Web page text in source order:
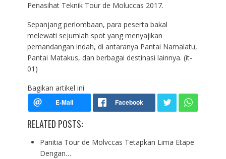
Penasihat Teknik Tour de Moluccas 2017.
Sepanjang perlombaan, para peserta bakal
melewati sejumlah spot yang menyajikan
pemandangan indah, di antaranya Pantai Namalatu,
Pantai Matakus, dan berbagai destinasi lainnya. (it-
01)
Bagikan artikel ini
RELATED POSTS:
Panitia Tour de Molvccas Tetapkan Lima Etape
Dengan…